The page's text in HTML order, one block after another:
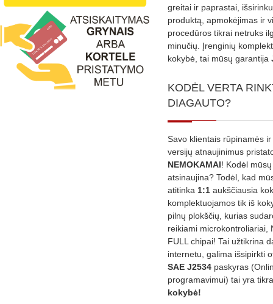
greitai ir paprastai,
produktą, apmokėjimas ir
procedūros tikrai netruks
minučių. Įrenginių
kokybė, tai mūsų garantija
KODĖL VERTA
DIAGAUTO?
Savo klientais rūpinamės
versijų atnaujinimus
NEMOKAMAI! Kodėl
atsinaujina? Todėl, kad
atitinka 1:1 aukščiausia
komplektuojamos tik iš
pilnų plokščių, kurias
reikiami microkontroliariai,
FULL chipai! Tai užtikrina
internetu, galima išsipirkti
SAE J2534 paskyras
programavimui) tai yra
kokybė!